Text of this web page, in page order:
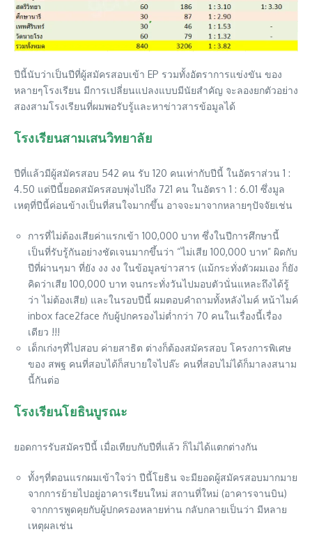
ปีนี้นับว่าเป็นปีที่ผู้สมัครสอบเข้า EP รวมทั้งอัตราการแข่งขัน ของ
หลายๆโรงเรียน มีการเปลี่ยนแปลงแบบมีนัยสำคัญ จะลองยกตัวอย่าง
สองสามโรงเรียนที่ผมพอรับรู้และหาข่าวสารข้อมูลได้
โรงเรียนสามเสนวิทยาลัย
ปีที่แล้วมีผู้สมัครสอบ 542 คน รับ 120 คนเท่ากับปีนี้ ในอัตราส่วน 1 :
4.50 แต่ปีนี้ยอดสมัครสอบพุ่งไปถึง 721 คน ในอัตรา 1 : 6.01 ซึ่งมูล
เหตุที่ปีนี้ค่อนข้างเป็นที่สนใจมากขึ้น อาจจะมาจากหลายๆปัจจัยเช่น
การที่ไม่ต้องเสียค่าแรกเข้า 100,000 บาท ซึ่งในปีการศึกษานี้
เป็นที่รับรู้กันอย่างชัดเจนมากขึ้นว่า “ไม่เสีย 100,000 บาท” ผิดกับ
ปีที่ผ่านๆมา ที่ยัง งง งง ในข้อมูลข่าวสาร (แม้กระทั่งตัวผมเอง ก็ยัง
คิดว่าเสีย 100,000 บาท จนกระทั่งวันไปมอบตัวนั่นแหละถึงได้รู้
ว่า ไม่ต้องเสีย) และในรอบปีนี้ ผมตอบคำถามทั้งหลังไมค์ หน้าไมค์
inbox face2face กับผู้ปกครองไม่ต่ำกว่า 70 คนในเรื่องนี้เรื่อง
เดียว !!!
เด็กเก่งๆที่ไปสอบ ค่ายสาธิต ต่างก็ต้องสมัครสอบ โครงการพิเศษ
ของ สพฐ คนที่สอบได้ก็สบายใจไปล๊ะ คนที่สอบไม่ได้ก็มาลงสนาม
นี้กันต่อ
โรงเรียนโยธินบูรณะ
ยอดการรับสมัครปีนี้ เมื่อเทียบกับปีที่แล้ว ก็ไม่ได้แตกต่างกัน
ทั้งๆที่ตอนแรกผมเข้าใจว่า ปีนี้โยธิน จะมียอดผู้สมัครสอบมากมาย
จากการย้ายไปอยู่อาคารเรียนใหม่ สถานที่ใหม่ (อาคารจานบิน)
จากการพูดคุยกับผู้ปกครองหลายท่าน กลับกลายเป็นว่า มีหลาย
เหตุผลเช่น